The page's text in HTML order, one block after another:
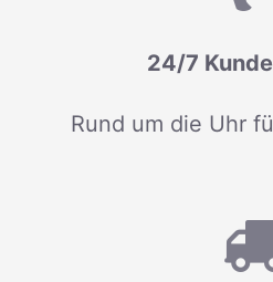
24/7
Rund um die Uhr